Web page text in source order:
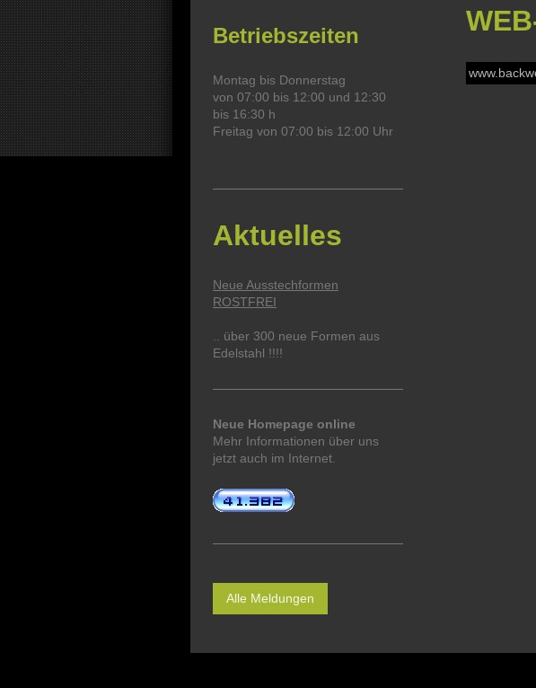
Betriebszeiten
Montag bis Donnerstag
von 07:00 bis 12:00 und 12:30
bis 16:30 h
Freitag von 07:00 bis 12:00 Uhr
Aktuelles
Neue Ausstechformen
ROSTFREI
.. über 300 neue Formen aus
Edelstahl !!!!
Neue Homepage online
Mehr Informationen über uns
jetzt auch im Internet.
Alle Meldungen